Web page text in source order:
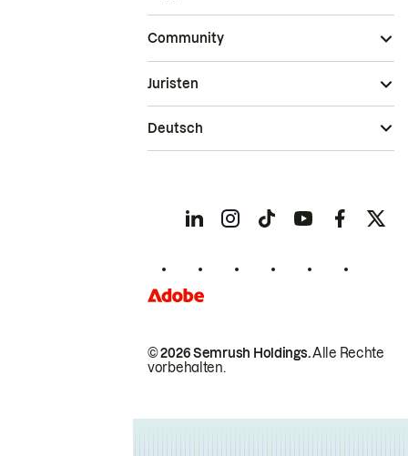
Community
© 2026 Semrush Holdings.Alle Rechte
vorbehalten.
Juristen
Deutsch